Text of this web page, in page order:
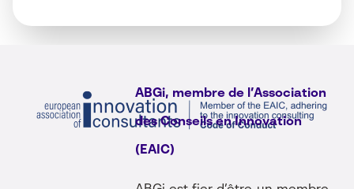
ABGi, membre de l’Association
des Conseils en Innovation
(EAIC)